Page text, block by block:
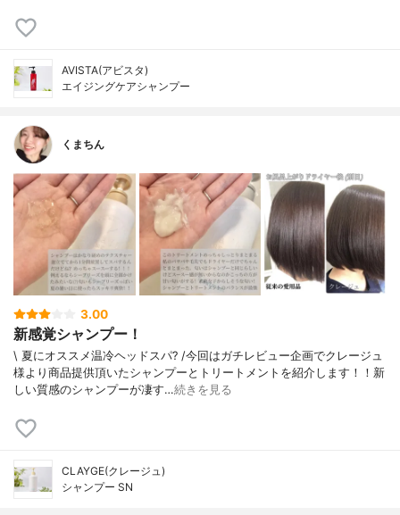
AVISTA(アビスタ)
エイジングケアシャンプー
くまちん
3.00
新感覚シャンプー！
\ 夏にオススメ温冷ヘッドスパ? /今回はガチレビュー企画でクレージュ
様より商品提供頂いたシャンプーとトリートメントを紹介します！！新
しい質感のシャンプーが凄す…続きを見る
CLAYGE(クレージュ)
シャンプー SN